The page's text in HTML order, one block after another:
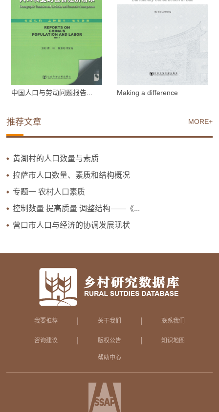
中国人口与劳动问题报告... Making a difference
MORE+
推荐文章
黄湖村的人口数量与素质
拉萨市人口数量、素质和结构概况
专题一 农村人口素质
控制数量 提高质量 调整结构——《...
营口市人口与经济的协调发展现状
我要推荐 关于我们 联系我们
咨询建议 版权公告 知识地图
帮助中心